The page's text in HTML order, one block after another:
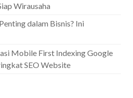
Wirausaha
dalam Bisnis? Ini
Mobile First Indexing Google
SEO Website